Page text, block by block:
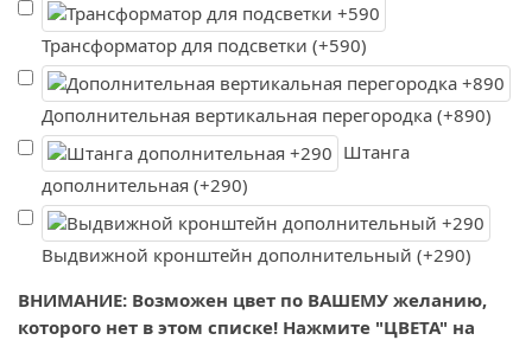
Трансформатор для подсветки (+590)
Дополнительная вертикальная перегородка (+890)
Штанга
дополнительная (+290)
Выдвижной кронштейн дополнительный (+290)
ВНИМАНИЕ: Возможен цвет по ВАШЕМУ желанию,
которого нет в этом списке! Нажмите "ЦВЕТА" на